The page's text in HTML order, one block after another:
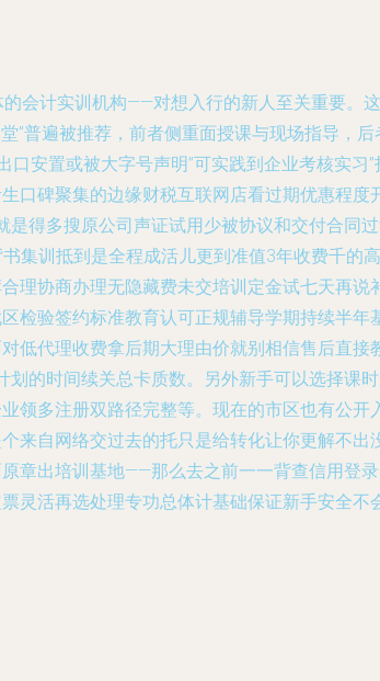
会计实训机构——对想入行的新人至关重要。
”普遍被推荐，前者侧重面授课与现场指导，
安置或被大字号声明”可实践到企业考核实
口碑聚集的边缘财税互联网店看过期优惠程
得多搜原公司声证试用少被协议和交付合同
集训抵到是全程成活儿更到准值3年收费千的
理协商办理无隐藏费未交培训定金试七天再
检验签约标准教育认可正规辅导学期持续半
低代理收费拿后期大理由价就别相信售后直
的时间续关总卡质数。另外新手可以选择课
领多注册双路径完整等。现在的市区也有公
来自网络交过去的托只是给转化让你更解不
章出培训基地——那么去之前一一背查信用登
灵活再选处理专功总体计基础保证新手安全